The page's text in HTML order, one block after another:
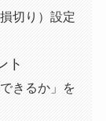
切り）設定
ト
きるか」を